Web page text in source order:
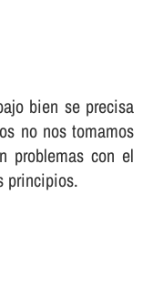
bien se precisa
no nos tomamos
problemas con el
principios.